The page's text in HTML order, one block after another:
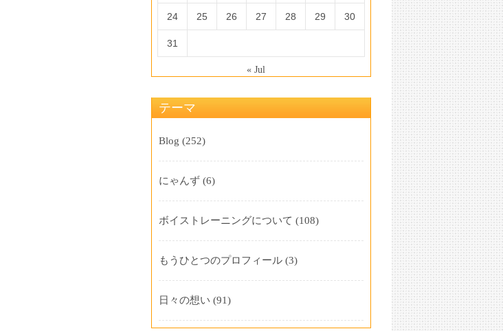
24 25 26 27 28 29 30
31
« Jul
テーマ
Blog (252)
にゃんず (6)
ボイストレーニングについて (108)
もうひとつのプロフィール (3)
日々の想い (91)